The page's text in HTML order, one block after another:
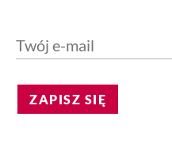
ZAPISZ SIĘ